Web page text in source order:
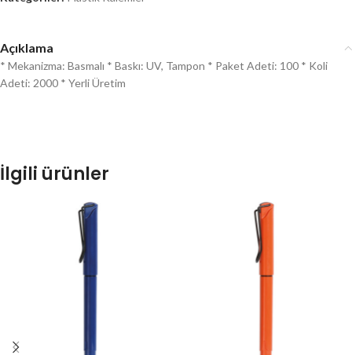
Açıklama
* Mekanizma: Basmalı * Baskı: UV, Tampon * Paket Adeti: 100 * Koli
Adeti: 2000 * Yerli Üretim
İlgili ürünler